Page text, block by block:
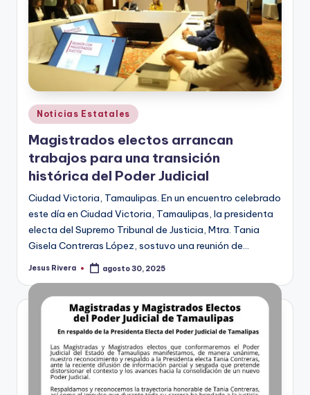
Publicado
en
Noticias Estatales
Magistrados electos arrancan
trabajos para una transición
histórica del Poder Judicial
Ciudad Victoria, Tamaulipas. En un encuentro celebrado
este día en Ciudad Victoria, Tamaulipas, la presidenta
electa del Supremo Tribunal de Justicia, Mtra. Tania
Gisela Contreras López, sostuvo una reunión de…
Publicado
Jesus Rivera agosto 30, 2025